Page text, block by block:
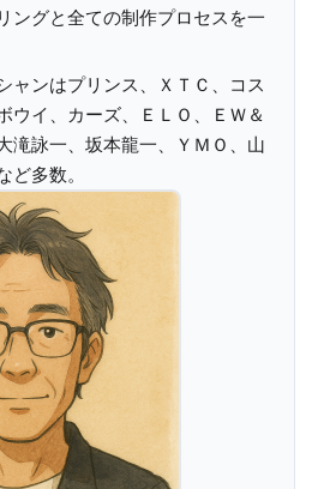
ングと全ての制作プロセスを一
ャンはプリンス、ＸＴＣ、コス
ウイ、カーズ、ＥＬＯ、ＥＷ＆
滝詠一、坂本龍一、ＹＭＯ、山
ど多数。